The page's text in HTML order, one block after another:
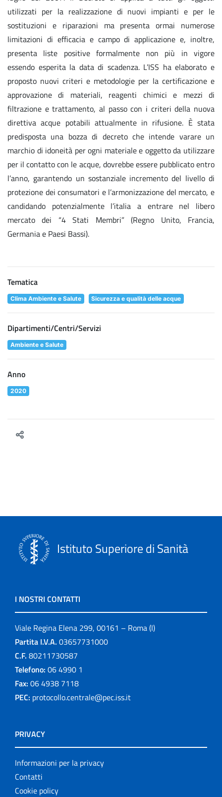
utilizzati per la realizzazione di nuovi impianti e per le
sostituzioni e riparazioni ma presenta ormai numerose
limitazioni di efficacia e campo di applicazione e, inoltre,
presenta liste positive formalmente non più in vigore
essendo esperita la data di scadenza. L’ISS ha elaborato e
proposto nuovi criteri e metodologie per la certificazione e
approvazione di materiali, reagenti chimici e mezzi di
filtrazione e trattamento, al passo con i criteri della nuova
direttiva acque potabili attualmente in rifusione. È stata
predisposta una bozza di decreto che intende varare un
marchio di idoneità per ogni materiale e oggetto da utilizzare
per il contatto con le acque, dovrebbe essere pubblicato entro
l’anno, garantendo un sostanziale incremento del livello di
protezione dei consumatori e l’armonizzazione del mercato, e
candidando potenzialmente l’italia a entrare nel libero
mercato dei “4 Stati Membri” (Regno Unito, Francia,
Germania e Paesi Bassi).
Tematica
Clima Ambiente e Salute Sicurezza e qualità delle acque
Dipartimenti/Centri/Servizi
Ambiente e Salute
Anno
2020
Istituto Superiore di Sanità
I NOSTRI CONTATTI
Viale Regina Elena 299, 00161 – Roma (I)
Partita I.V.A. 03657731000
C.F. 80211730587
Telefono: 06 4990 1
Fax: 06 4938 7118
PEC: protocollo.centrale@pec.iss.it
PRIVACY
Informazioni per la privacy
Contatti
Cookie policy